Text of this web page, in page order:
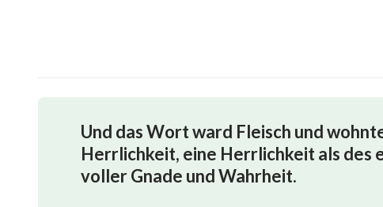
Und das Wort ward Fleisch und
Herrlichkeit, eine Herrlichkeit als des
voller Gnade und Wahrheit.